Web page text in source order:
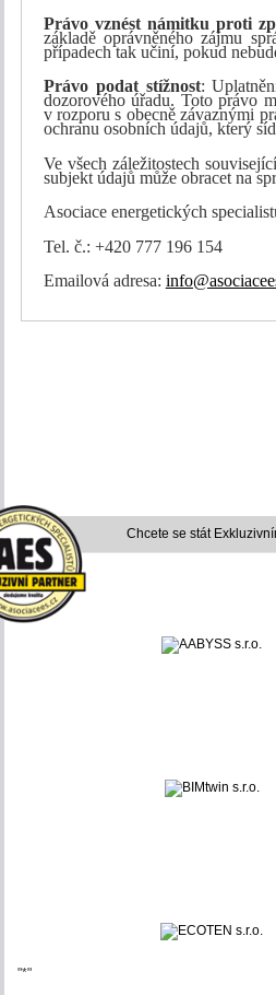
Právo vznést námitku proti
základě oprávněného zájmu
případech tak učiní, pokud
Právo podat stížnost:
dozorového úřadu. Toto právo
v rozporu s obecně závaznými
ochranu osobních údajů, který
Ve všech záležitostech
subjekt údajů může obracet na
Asociace energetických
Tel. č.: +420 777 196 154
Emailová adresa:
"*"
Chcete se stát